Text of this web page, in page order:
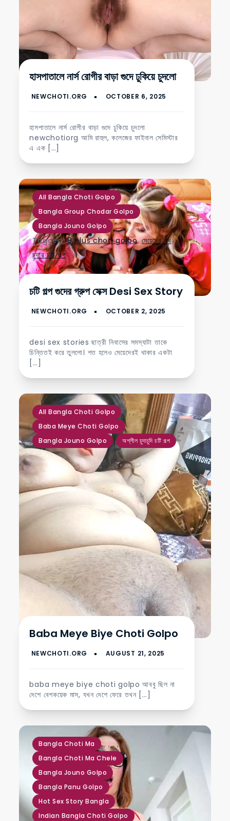
হাসপাতালে নার্স রোগীর বাড়া গুদে ঢুকিয়ে চুদলো
হাসপাতালে নার্স রোগীর বাড়া গুদে ঢুকিয়ে চুদলো
newchotiorg আমি রাহুল, কলেজের ফাইনাল সেমিস্টার
এ এক […]
All Bangla Choti Golpo ,
Bangla Group Chodar Golpo
,
Bangla Jouno Golpo
Tagged18 plus choti golpo,মেয়েদের মুখ
চুদার চটি গল্প
চটি গল্প গুদের গ্রুপ সেক্স Desi Sex Story
desi sex stories ছাত্রী নিবাসের সমস্যাটা তাকে
চিন্তিতই করে তুললো। শত হলেও মেয়েদেরই থাকার একটা
[…]
All Bangla Choti Golpo ,
Baba Meye Choti Golpo
,
Bangla Jouno Golpo
,
অশ্লীল চুদাচুদি চটি গল্প
Baba Meye Biye Choti Golpo
baba meye biye choti golpo আববু ছিল না
দেশে বেশকয়েক মাস, যখন দেশে ফেরে তখন […]
Bangla Choti Ma ,
Bangla Choti Ma Chele
,
Bangla Jouno Golpo
,
Bangla Panu Golpo
,
Hot Sex Story Bangla
,
Indian Bangla Choti Golpo
,